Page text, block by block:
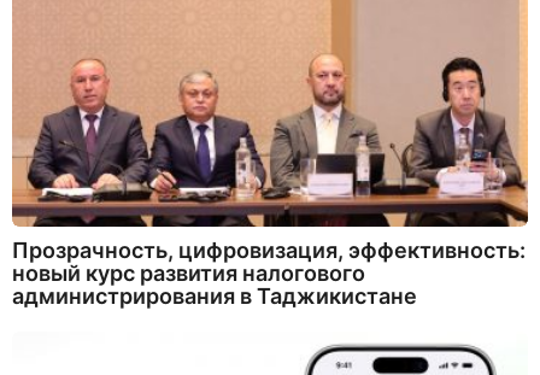
Прозрачность, цифровизация, эффективность:
новый курс развития налогового
администрирования в Таджикистане